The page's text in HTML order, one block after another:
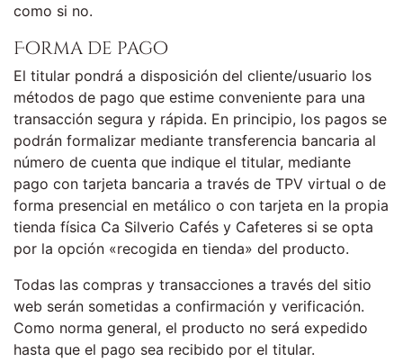
como si no.
Forma de pago
El titular pondrá a disposición del cliente/usuario los
métodos de pago que estime conveniente para una
transacción segura y rápida. En principio, los pagos se
podrán formalizar mediante transferencia bancaria al
número de cuenta que indique el titular, mediante
pago con tarjeta bancaria a través de TPV virtual o de
forma presencial en metálico o con tarjeta en la propia
tienda física Ca Silverio Cafés y Cafeteres si se opta
por la opción «recogida en tienda» del producto.
Todas las compras y transacciones a través del sitio
web serán sometidas a confirmación y verificación.
Como norma general, el producto no será expedido
hasta que el pago sea recibido por el titular.